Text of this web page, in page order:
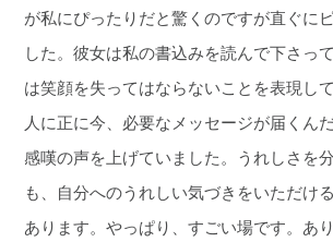
が私にぴったりだと驚くのですが直ぐに
した。彼女は私の書込みを読んで下さっ
は笑顔を失ってはならないことを表現し
人に正に今、必要なメッセージが届くん
感嘆の声を上げていました。うれしさを
も、自分へのうれしい気づきをいただけ
あります。やっぱり、すごい場です。あ